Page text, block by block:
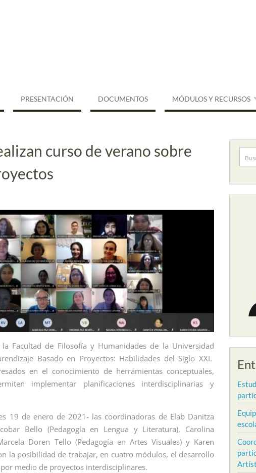
PRESENTACIÓN DOCUMENTOS MÓDULOS Y RECURSOS
curso de verano sobre
Facultad de Filosofía y Humanidades de la Universidad
Basado en Proyectos: Habilidades del Siglo XXI.
en el conocimiento de herramientas conceptuales,
implementar planificaciones interdisciplinarias y
19 de enero de 2021- las coordinadoras de Elab Danitza
Bello (Pedagogía en Lengua y Literatura), Carolina
Doren Tello (Pedagogía en Artes Visuales) y Karen
la posibilidad de trabajar, en cuatro módulos, el desarrollo
medio de proyectos interdisciplinares.